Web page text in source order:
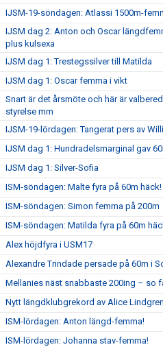
IJSM-19-söndagen: Atlassi 1500m-
IJSM dag 2: Anton och Oscar
plus kulsexa
IJSM dag 1: Trestegssilver till Matilda
IJSM dag 1: Oscar femma i vikt
Snart är det årsmöte och här är
styrelse mm
IJSM-19-lördagen: Tangerat pers av
IJSM dag 1: Hundradelsmarginal gav
IJSM dag 1: Silver-Sofia
ISM-söndagen: Malte fyra på 60m häck!
ISM-söndagen: Simon femma på 200m
ISM-söndagen: Matilda fyra på 60m
Alex höjdfyra i USM17
Alexandre Trindade persade på 60m i
Mellanies näst snabbaste 200ing – so
Nytt längdklubgrekord av Alice
ISM-lördagen: Anton längd-femma!
ISM-lördagen: Johanna stav-femma!